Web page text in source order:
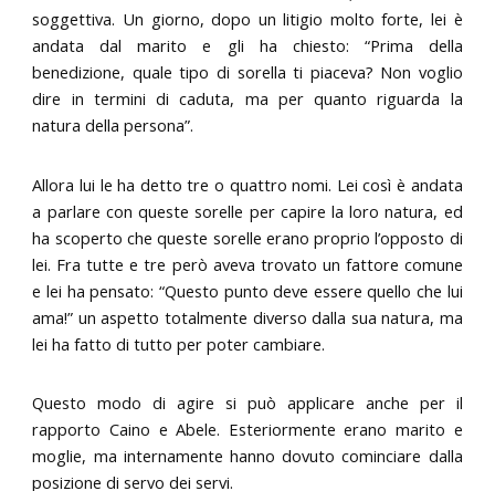
soggettiva. Un giorno, dopo un litigio molto forte, lei è
andata dal marito e gli ha chiesto: “Prima della
benedizione, quale tipo di sorella ti piaceva? Non voglio
dire in termini di caduta, ma per quanto riguarda la
natura della persona”.
Allora lui le ha detto tre o quattro nomi. Lei così è andata
a parlare con queste sorelle per capire la loro natura, ed
ha scoperto che queste sorelle erano proprio l’opposto di
lei. Fra tutte e tre però aveva trovato un fattore comune
e lei ha pensato: “Questo punto deve essere quello che lui
ama!” un aspetto totalmente diverso dalla sua natura, ma
lei ha fatto di tutto per poter cambiare.
Questo modo di agire si può applicare anche per il
rapporto Caino e Abele. Esteriormente erano marito e
moglie, ma internamente hanno dovuto cominciare dalla
posizione di servo dei servi.